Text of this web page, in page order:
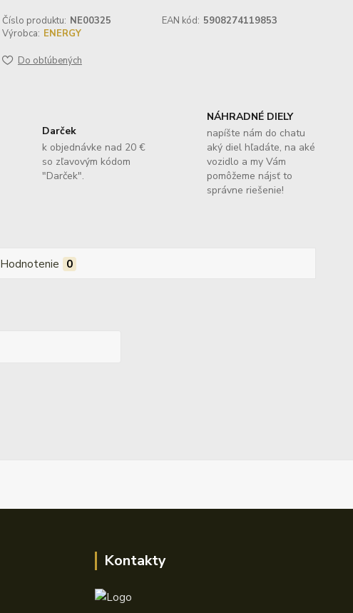
Číslo produktu: NE00325 EAN kód: 5908274119853
Výrobca: ENERGY
Do obľúbených
Darček
k objednávke nad 20 €
so zľavovým kódom
"Darček".
NÁHRADNÉ DIELY
napíšte nám do chatu
aký diel hľadáte, na aké
vozidlo a my Vám
pomôžeme nájsť to
správne riešenie!
Hodnotenie 0
Kontakty